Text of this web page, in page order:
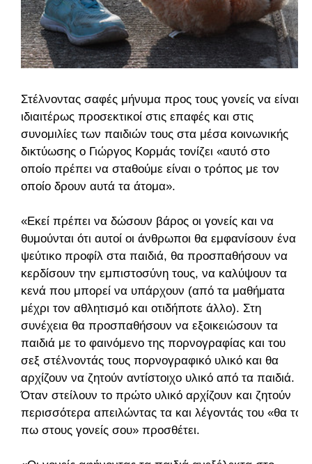
Στέλνοντας σαφές μήνυμα προς τους γονείς να είναι
ιδιαιτέρως προσεκτικοί στις επαφές και στις
συνομιλίες των παιδιών τους στα μέσα κοινωνικής
δικτύωσης ο Γιώργος Κορμάς τονίζει «αυτό στο
οποίο πρέπει να σταθούμε είναι ο τρόπος με τον
οποίο δρουν αυτά τα άτομα».
«Εκεί πρέπει να δώσουν βάρος οι γονείς και να
θυμούνται ότι αυτοί οι άνθρωποι θα εμφανίσουν ένα
ψεύτικο προφίλ στα παιδιά, θα προσπαθήσουν να
κερδίσουν την εμπιστοσύνη τους, να καλύψουν τα
κενά που μπορεί να υπάρχουν (από τα μαθήματα
μέχρι τον αθλητισμό και οτιδήποτε άλλο). Στη
συνέχεια θα προσπαθήσουν να εξοικειώσουν τα
παιδιά με το φαινόμενο της πορνογραφίας και του
σεξ στέλνοντάς τους πορνογραφικό υλικό και θα
αρχίζουν να ζητούν αντίστοιχο υλικό από τα παιδιά.
Όταν στείλουν το πρώτο υλικό αρχίζουν και ζητούν
περισσότερα απειλώντας τα και λέγοντάς του «θα το
πω στους γονείς σου» προσθέτει.